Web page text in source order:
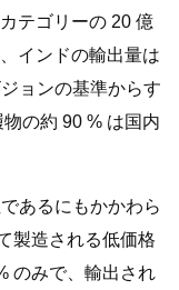
テゴリーの 20 億
インドの輸出量は
ョンの基準からす
の約 90 % は国内
あるにもかかわら
製造される低価格
のみで、輸出され